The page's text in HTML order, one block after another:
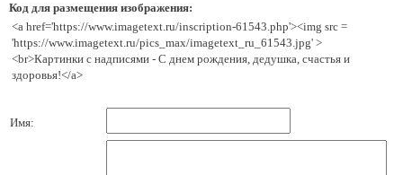
Код для размещения изображения:
<a href='https://www.imagetext.ru/inscription-61543.php'><img src =
'https://www.imagetext.ru/pics_max/imagetext_ru_61543.jpg' >
<br>Картинки с надписями - С днем рождения, дедушка, счастья и
здоровья!</a>
Имя: